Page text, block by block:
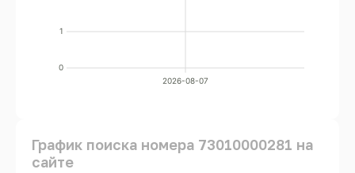
0
1
2026-08-07
График поиска номера 73010000281 на
сайте